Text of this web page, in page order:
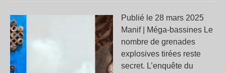
Publié le 28 mars 2025
Manif | Méga-bassines Le
nombre de grenades
explosives tirées reste
secret. L’enquête du